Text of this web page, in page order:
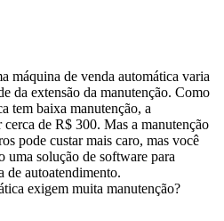
máquina de venda automática varia
da extensão da manutenção. Como
tem baixa manutenção, a
de R$ 300. Mas a manutenção
pode custar mais caro, mas você
uma solução de software para
de autoatendimento.
exigem muita manutenção?